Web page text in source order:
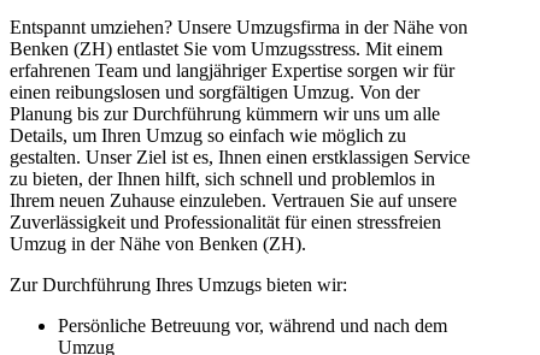
Entspannt umziehen? Unsere Umzugsfirma in der Nähe von
Benken (ZH) entlastet Sie vom Umzugsstress. Mit einem
erfahrenen Team und langjähriger Expertise sorgen wir für
einen reibungslosen und sorgfältigen Umzug. Von der
Planung bis zur Durchführung kümmern wir uns um alle
Details, um Ihren Umzug so einfach wie möglich zu
gestalten. Unser Ziel ist es, Ihnen einen erstklassigen Service
zu bieten, der Ihnen hilft, sich schnell und problemlos in
Ihrem neuen Zuhause einzuleben. Vertrauen Sie auf unsere
Zuverlässigkeit und Professionalität für einen stressfreien
Umzug in der Nähe von Benken (ZH).
Zur Durchführung Ihres Umzugs bieten wir:
Persönliche Betreuung vor, während und nach dem
Umzug